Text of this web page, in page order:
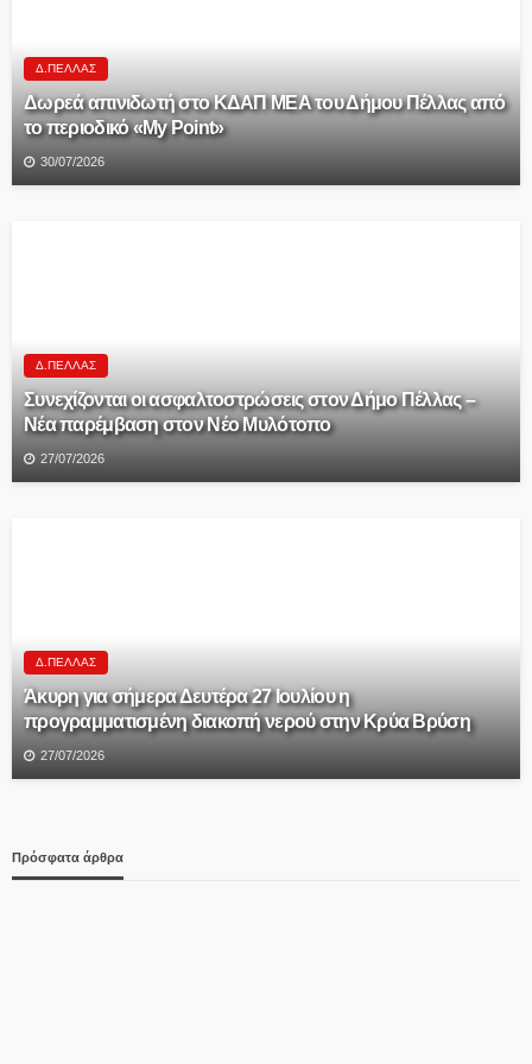
Δ.ΠΈΛΛΑΣ
Δωρεά απινιδωτή στο ΚΔΑΠ ΜΕΑ του Δήμου Πέλλας από
το περιοδικό «My Point»
30/07/2026
Δ.ΠΈΛΛΑΣ
Συνεχίζονται οι ασφαλτοστρώσεις στον Δήμο Πέλλας –
Νέα παρέμβαση στον Νέο Μυλότοπο
27/07/2026
Δ.ΠΈΛΛΑΣ
Άκυρη για σήμερα Δευτέρα 27 Ιουλίου η
προγραμματισμένη διακοπή νερού στην Κρύα Βρύση
27/07/2026
Πρόσφατα άρθρα